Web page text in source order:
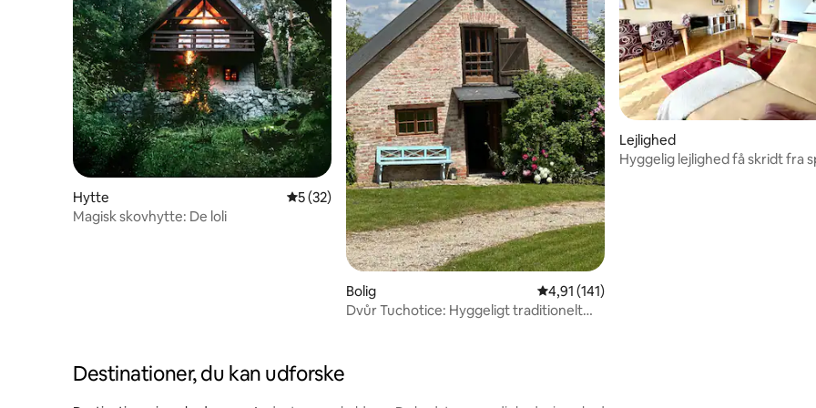
Hytte 5 ud af 5 i gennemsnitlig bedømmelse, 32 omtaler
5 (32)
Magisk skovhytte: De loli
Bolig 4,91 ud af 5 i gennemsnitlig bedømmelse,
4,91 (141)
Dvůr Tuchotice: Hyggeligt traditionelt
Lejlighed
Hyggelig lejlighed få skridt fra
Destinationer, du kan udforske